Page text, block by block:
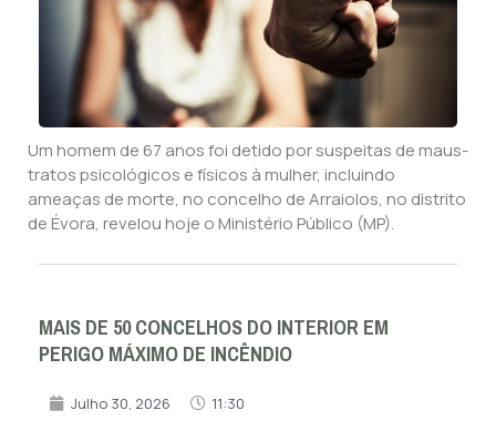
Um homem de 67 anos foi detido por suspeitas de maus-
tratos psicológicos e físicos à mulher, incluindo
ameaças de morte, no concelho de Arraiolos, no distrito
de Évora, revelou hoje o Ministério Público (MP).
MAIS DE 50 CONCELHOS DO INTERIOR EM
PERIGO MÁXIMO DE INCÊNDIO
Julho 30, 2026 11:30